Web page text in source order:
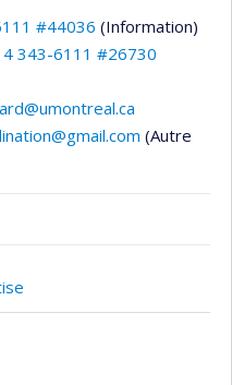
#44036 (Information)
343-6111 #26730
(Autre